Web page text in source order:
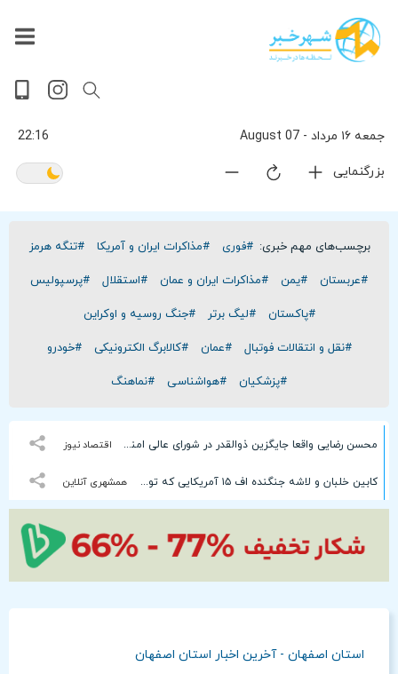
جمعه ۱۶ مرداد - 07 August 22:16
بزرگنمایی
پربیننده‌ترین
اخبار
آخرین
اخبار
پخش
داغ
ترین
سیاسی
ورزشی
اقتصادی
حوادث
گوناگون
تصویری
سلامت
جهان
فرهنگی
ویدیویی
بازار
برچسب‌های مهم خبری: #فوری #مذاکرات ایران و آمریکا #تنگه هرمز
#عربستان #یمن #مذاکرات ایران و عمان #استقلال #پرسپولیس
#پاکستان #لیگ برتر #جنگ روسیه و اوکراین
#نقل و انتقالات فوتبال #عمان #کالابرگ الکترونیکی #خودرو
#پزشکیان #هواشناسی #نماهنگ
اقتصاد نیوز محسن رضایی واقعا جایگزین ذوالقدر در شورای عالی امنیت ملی شده است؟
همشهری آنلاین کابین خلبان و لاشه جنگنده اف ۱۵ آمریکایی که توسط ایران سرنگون شد + عکس
استان اصفهان - آخرین اخبار استان اصفهان